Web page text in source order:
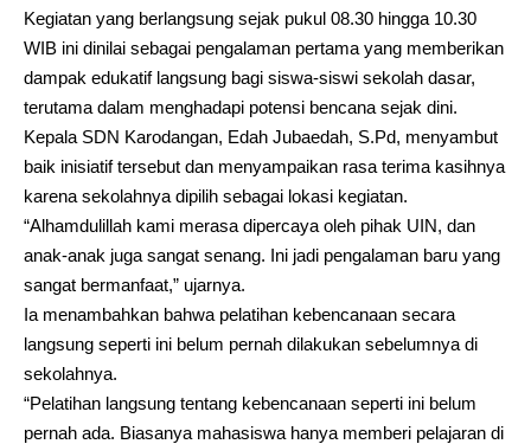
Kegiatan yang berlangsung sejak pukul 08.30 hingga 10.30
WIB ini dinilai sebagai pengalaman pertama yang memberikan
dampak edukatif langsung bagi siswa-siswi sekolah dasar,
terutama dalam menghadapi potensi bencana sejak dini.
Kepala SDN Karodangan, Edah Jubaedah, S.Pd, menyambut
baik inisiatif tersebut dan menyampaikan rasa terima kasihnya
karena sekolahnya dipilih sebagai lokasi kegiatan.
“Alhamdulillah kami merasa dipercaya oleh pihak UIN, dan
anak-anak juga sangat senang. Ini jadi pengalaman baru yang
sangat bermanfaat,” ujarnya.
Ia menambahkan bahwa pelatihan kebencanaan secara
langsung seperti ini belum pernah dilakukan sebelumnya di
sekolahnya.
“Pelatihan langsung tentang kebencanaan seperti ini belum
pernah ada. Biasanya mahasiswa hanya memberi pelajaran di